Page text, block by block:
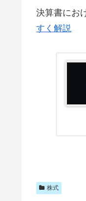
決算書にお
すく解説
株式